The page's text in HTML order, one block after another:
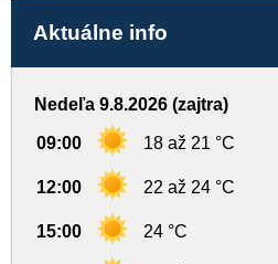
Aktuálne info
Nedeľa 9.8.2026 (zajtra)
09:00 18 až 21 °C
12:00 22 až 24 °C
15:00 24 °C